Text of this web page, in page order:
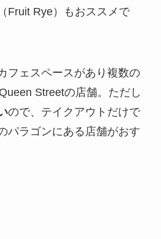
Fruit Rye）もおススメで
フェスペースがあり複数の
Streetの店舗。ただし
ので、テイクアウトだけで
パラゴンにある店舗がおす